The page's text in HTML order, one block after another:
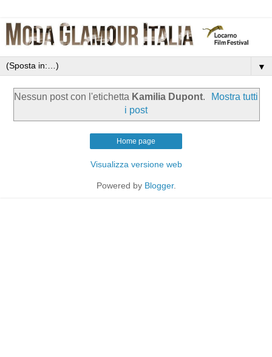
▼
Nessun post con l'etichetta Kamilia Dupont.
Mostra tutti
i post
Home page
Visualizza versione web
Powered by Blogger.